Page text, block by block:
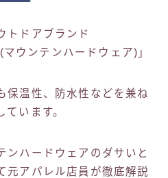
トドアブランド
ウンテンハードウェア)」
保温性、防水性などを兼ね
います。
ンハードウェアのダサいと
元アパレル店員が徹底解説